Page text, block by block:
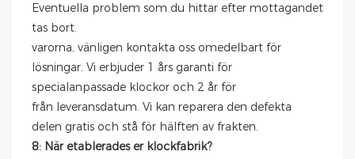
Eventuella problem som du hittar efter mottagandet
tas bort.
varorna, vänligen kontakta oss omedelbart för
lösningar. Vi erbjuder 1 års garanti för
specialanpassade klockor och 2 år för
från leveransdatum. Vi kan reparera den defekta
delen gratis och stå för hälften av frakten.
8: När etablerades er klockfabrik?